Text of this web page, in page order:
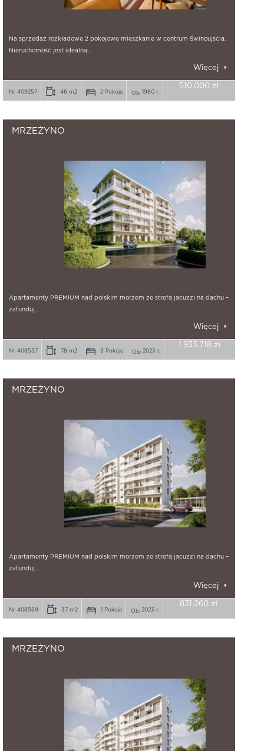
Na sprzedaż rozkładowe 2 pokojowe mieszkanie w centrum Świnoujścia.
Nieruchomość jest idealna…
Więcej
Nr 409257 46 m2 2 Pokoje 1980 r.
510.000 zł
MRZEŻYNO
Apartamenty PREMIUM nad polskim morzem ze strefą jacuzzi na dachu –
zafunduj…
Więcej
Nr 408537 78 m2 3 Pokoje 2023 r.
1.933.718 zł
MRZEŻYNO
Apartamenty PREMIUM nad polskim morzem ze strefą jacuzzi na dachu –
zafunduj…
Więcej
Nr 408569 37 m2 1 Pokoje 2023 r.
831.260 zł
MRZEŻYNO